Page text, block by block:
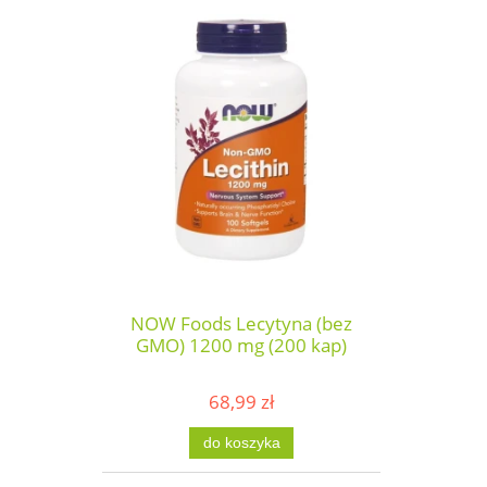
NOW Foods Lecytyna (bez
GMO) 1200 mg (200 kap)
68,99 zł
do koszyka